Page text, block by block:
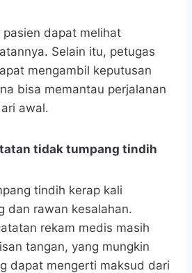
pasien dapat melihat
Selain itu, petugas
mengambil keputusan
bisa memantau perjalanan
awal.
tidak tumpang tindih
tindih kerap kali
dan rawan kesalahan.
rekam medis masih
tangan, yang mungkin
dapat mengerti maksud dari